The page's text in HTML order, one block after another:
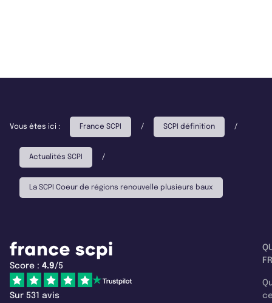
Vous êtes ici : France SCPI / SCPI définition /
Actualités SCPI /
La SCPI Coeur de régions renouvelle plusieurs baux
Score : 4.9/5
Sur 531 avis